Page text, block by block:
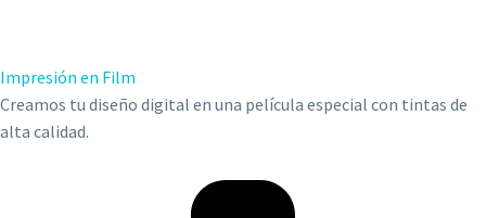
Impresión en Film
Creamos tu diseño digital en una película especial con tintas de
alta calidad.